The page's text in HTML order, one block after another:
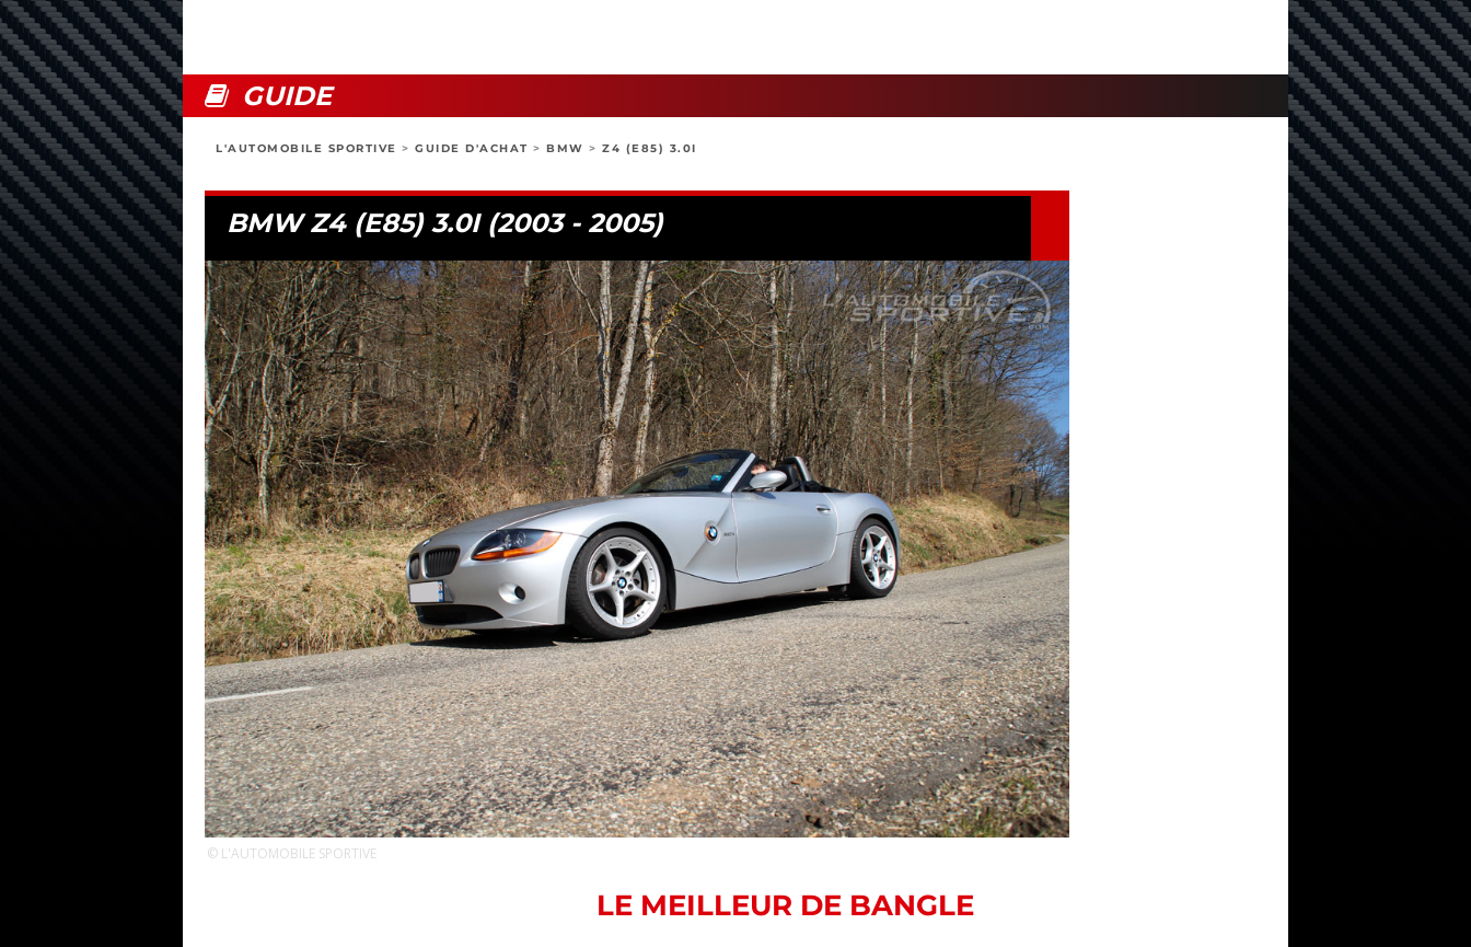
GUIDE
L'AUTOMOBILE SPORTIVE > GUIDE D'ACHAT > BMW > Z4 (E85) 3.0I
BMW Z4 (E85) 3.0I (2003 - 2005)
© L'AUTOMOBILE SPORTIVE
LE MEILLEUR DE BANGLE